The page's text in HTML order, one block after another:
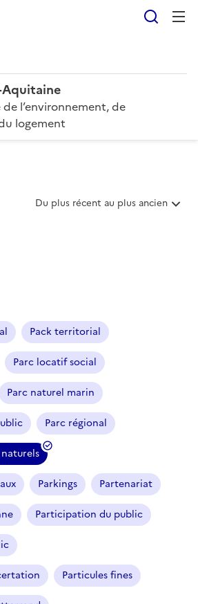
Aquitaine
l’environnement, de
logement
T
r
t
i
c
l
e
Du plus récent au plus ancien
Pack territorial
Parc locatif social
Parc naturel marin
Parc régional
naturels
(
f
i
l
t
r
e
s
é
Parkings Partenariat
Participation du public
Particules fines